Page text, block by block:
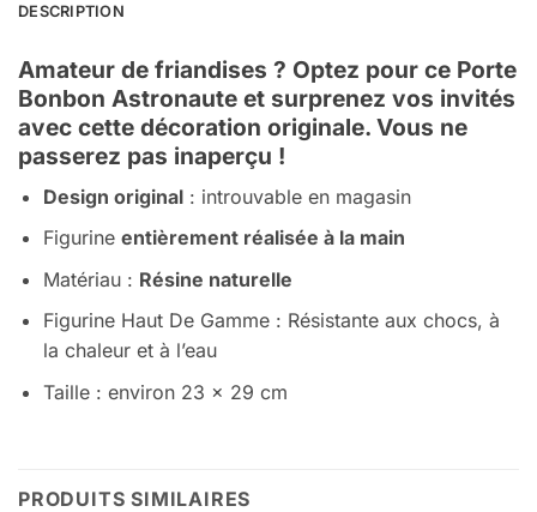
DESCRIPTION
Amateur de friandises ? Optez pour ce Porte
Bonbon Astronaute et surprenez vos invités
avec cette décoration originale. Vous ne
passerez pas inaperçu !
Design original: introuvable en magasin
Figurine entièrement réalisée à la main
Matériau : Résine naturelle
Figurine Haut De Gamme : Résistante aux chocs, à
la chaleur et à l’eau
Taille : environ 23 x 29 cm
PRODUITS SIMILAIRES